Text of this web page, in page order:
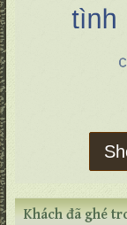
Khách đã ghé